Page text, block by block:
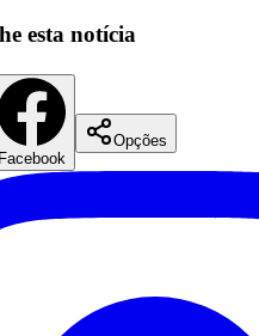
Futebol
Série A
Série B
Brasil
League
League
2026
esta notícia
Facebook
Opções